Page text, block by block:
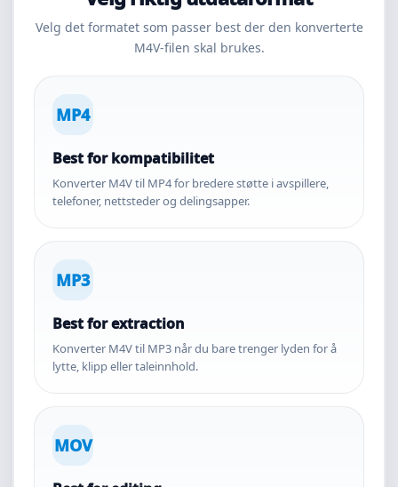
Velg det formatet som passer best der den konverterte
M4V-filen skal brukes.
MP4
Best for kompatibilitet
Konverter M4V til MP4 for bredere støtte i avspillere,
telefoner, nettsteder og delingsapper.
MP3
Best for extraction
Konverter M4V til MP3 når du bare trenger lyden for å
lytte, klipp eller taleinnhold.
MOV